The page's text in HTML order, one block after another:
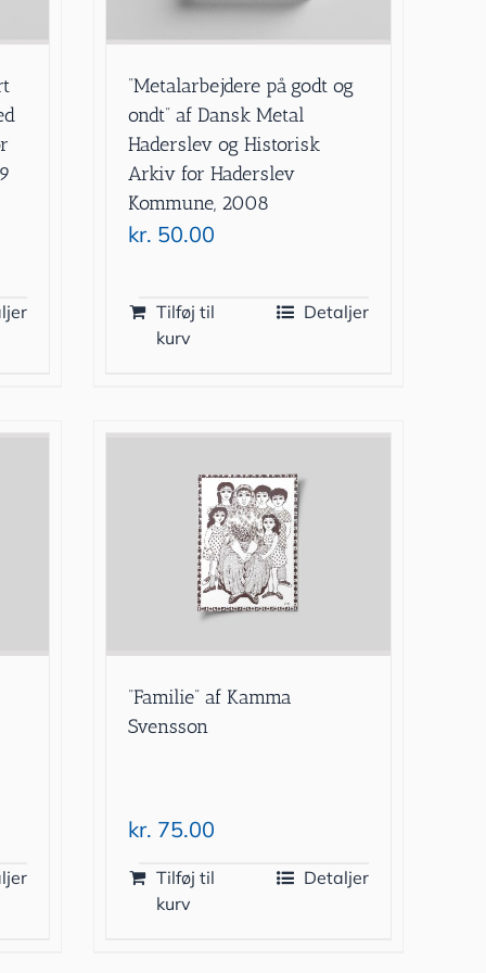
”Metalarbejdere på godt og
ondt” af Dansk Metal
Haderslev og Historisk
Arkiv for Haderslev
Kommune, 2008
kr. 50.00
Tilføj til
kurv
Detaljer
”Familie” af Kamma
Svensson
kr. 75.00
Tilføj til
kurv
Detaljer